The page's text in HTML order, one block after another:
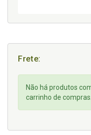
Frete:
Não há produtos
carrinho de compras.